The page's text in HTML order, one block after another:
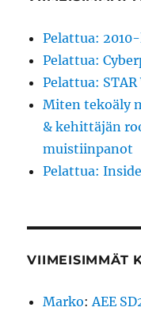
Pelattua:
Pelattua:
Pelattua: STAR
Miten tekoäly
& kehittäjän
muistiinpanot
Pelattua: Inside
VIIMEISIMMÄT
Marko:AEE